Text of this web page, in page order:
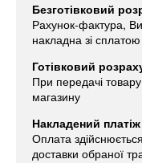
Безготівковий
Рахунок-фактура,
накладна зі
Готівковий
При передачі
магазину
Накладений платіж
Оплата
доставки обраної